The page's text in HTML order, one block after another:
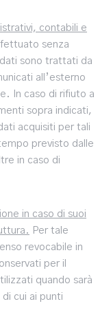
contabili e
senza
sono trattati da
all’esterno
In caso di rifiuto a
sopra indicati,
acquisiti per tali
previsto dalle
in caso di
in caso di suoi
Per tale
revocabile in
per il
quando sarà
cui ai punti